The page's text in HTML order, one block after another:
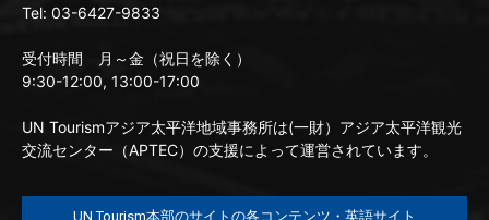
Tel: 03-6427-9833
受付時間 月～金（祝日を除く）
9:30-12:00, 13:00-17:00
UN Tourismアジア太平洋地域事務所は(一財）アジア太平洋観光
交流センター（APTEC）の支援によって運営されています。
UN Tourism本部のサイトの各コンテンツ・英語サイト